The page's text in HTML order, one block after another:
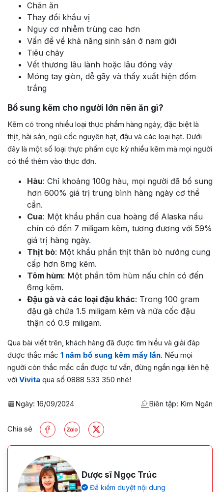
Chán ăn
Thay đổi khẩu vị
Nguy cơ nhiễm trùng cao hơn
Vấn đề về khả năng sinh sản ở nam giới
Tiêu chảy
Vết thương lâu lành hoặc lâu đóng vảy
Móng tay giòn, dễ gãy và thấy xuất hiện đốm
trắng
Bổ sung kẽm cho người lớn nên ăn gì?
Kẽm có trong nhiều loại thực phẩm hàng ngày, đặc biệt là
thịt, hải sản, ngũ cốc nguyên hạt, đậu và các loại hạt. Dưới
đây là một số loại thực phẩm cực kỳ nhiều kẽm mà mọi người
có thể thêm vào thực đơn.
Hàu: Chỉ khoảng 100g hàu, mọi người đã bổ sung
hơn 600% giá trị trung bình hàng ngày cơ thể
cần.
Cua: Một khẩu phần cua hoàng đế Alaska nấu
chín có đến 7 miligam kẽm, tương đương với 59%
giá trị hàng ngày.
Thịt bò: Một khẩu phần thịt thăn bò nướng cung
cấp hơn 8mg kẽm.
Tôm hùm: Một phần tôm hùm nấu chín có đến
6mg kẽm.
Đậu gà và các loại đậu khác: Trong 100 gram
đậu gà chứa 1.5 miligam kẽm và nửa cốc đậu
thận có 0.9 miligam.
Qua bài viết trên, khách hàng đã được tìm hiểu và giải đáp
được thắc mắc 1 năm bổ sung kẽm mấy lần. Nếu mọi
người còn thắc mắc cần được tư vấn, đừng ngần ngại liên hệ
với Vivita qua số 0888 533 350 nhé!
Ngày: 16/09/2024 Biên tập: Kim Ngân
Chia sẻ
Dược sĩ Ngọc Trúc
Đã kiểm duyệt nội dung